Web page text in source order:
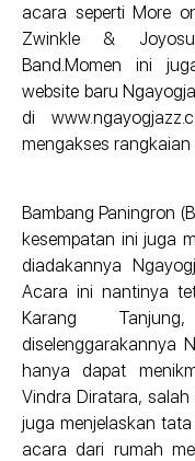
acara seperti More
Zwinkle &
Band.Momen ini
website baru
di
mengakses
Bambang Paningron
kesempatan ini juga
diadakannya
Acara ini nantinya
Karang
diselenggarakannya
hanya dapat
Vindra Diratara,
juga menjelaskan
acara dari rumah